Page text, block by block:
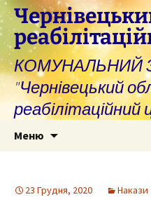
Перейти
до
вмісту
КОМУНАЛЬНИЙ
"Чернівецький
Меню
23 Грудня, 2020 Накази